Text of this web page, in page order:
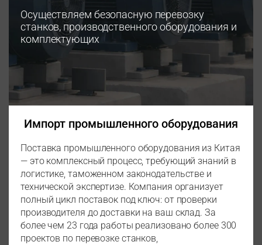
Осуществляем безопасную перевозку
станков, производственного оборудования и
комплектующих
Импорт промышленного оборудования
Поставка промышленного оборудования из Китая
— это комплексный процесс, требующий знаний в
логистике, таможенном законодательстве и
технической экспертизе. Компания организует
полный цикл поставок под ключ: от проверки
производителя до доставки на ваш склад. За
более чем 23 года работы реализовано более 300
проектов по перевозке станков,